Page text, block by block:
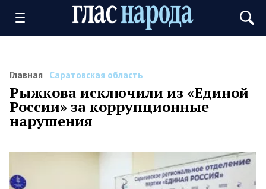
Главная Саратовская область
Рыжкова исключили из «Единой
России» за коррупционные
нарушения